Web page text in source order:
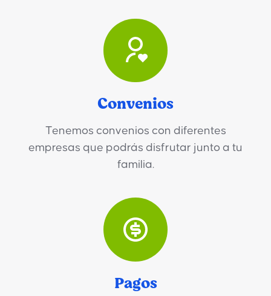
Convenios
Tenemos convenios con diferentes
empresas que podrás disfrutar junto a tu
familia.
Pagos